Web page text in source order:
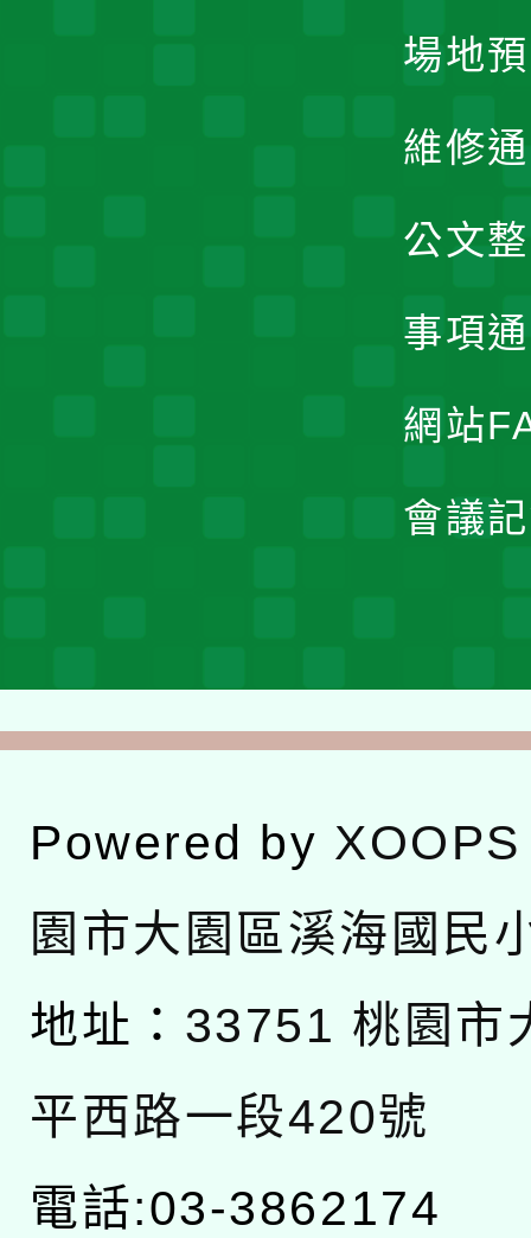
場地
維修
公文
事項
網站
會議
Powered by XOOPS
園市大園區溪海國民
地址： 33751 桃園市
平西路一段420號
電話:03-3862174